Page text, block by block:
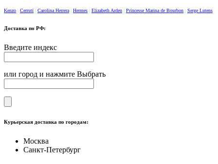
Kenzo Cerruti Carolina Herrera Hermes Elizabeth Arden Princesse Marina de Bourbon Serge Lutens
Доставка по РФ:
Введите индекс
или город и нажмите Выбрать
Курьерская доставка по городам:
Москва
Санкт-Петербург